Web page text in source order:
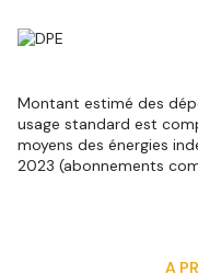
Une visite ?
Wuilmart
registre des agents
932 337 520.
Retrouvez toutes nos
Les informations sur le
sont disponibles sur le
Montant estimé des
usage standard est
moyens des énergies
2023 (abonnements
A